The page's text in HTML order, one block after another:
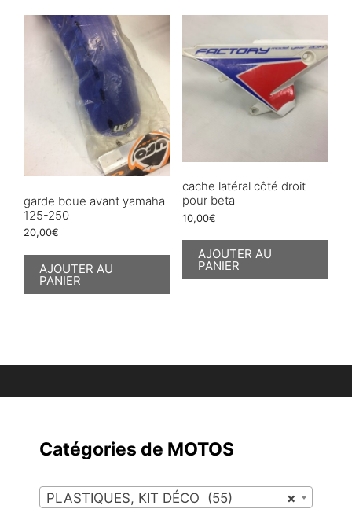
garde boue avant yamaha
125-250
20,00€
AJOUTER AU
PANIER
cache latéral côté droit
pour beta
10,00€
AJOUTER AU
PANIER
Catégories de MOTOS
×
PLASTIQUES, KIT DÉCO (55)